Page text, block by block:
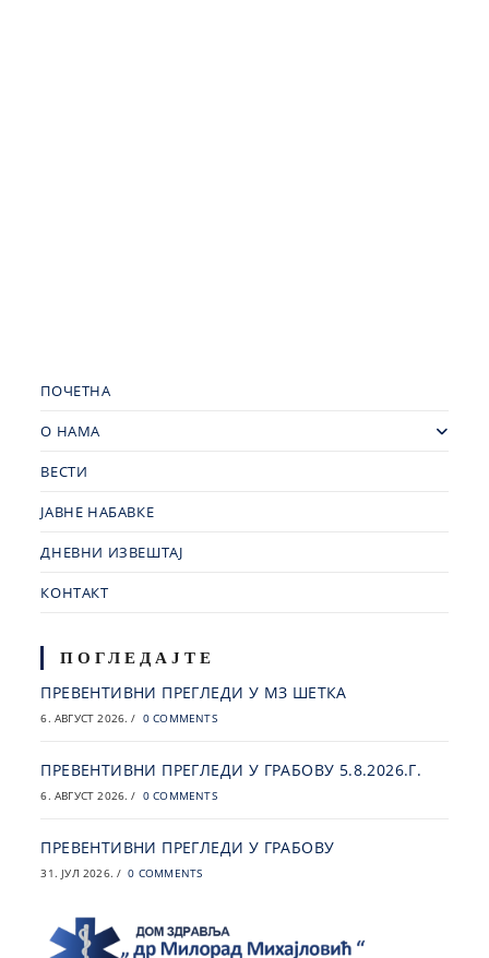
ПОЧЕТНА
О НАМА
ВЕСТИ
ЈАВНЕ НАБАВКЕ
ДНЕВНИ ИЗВЕШТАЈ
КОНТАКТ
ПОГЛЕДАЈТЕ
ПРЕВЕНТИВНИ ПРЕГЛЕДИ У МЗ ШЕТКА
6. АВГУСТ 2026. / 0 COMMENTS
ПРЕВЕНТИВНИ ПРЕГЛЕДИ У ГРАБОВУ 5.8.2026.Г.
6. АВГУСТ 2026. / 0 COMMENTS
ПРЕВЕНТИВНИ ПРЕГЛЕДИ У ГРАБОВУ
31. ЈУЛ 2026. / 0 COMMENTS